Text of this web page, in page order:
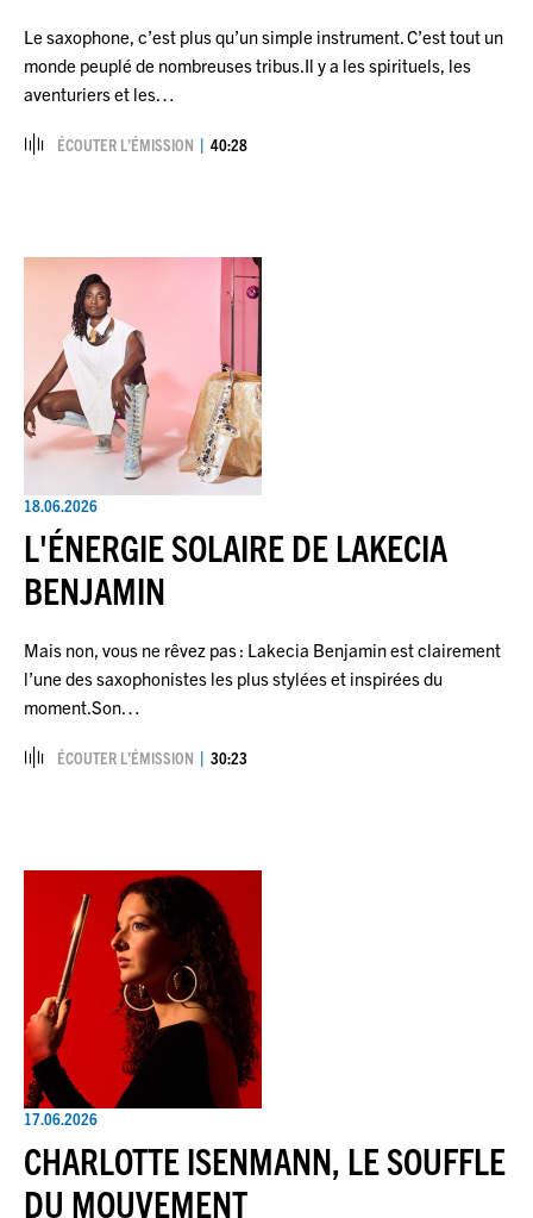
Le saxophone, c’est plus qu’un simple instrument. C’est tout un
monde peuplé de nombreuses tribus.Il y a les spirituels, les
aventuriers et les…
ÉCOUTER L’ÉMISSION 40:28
18.06.2026
L'ÉNERGIE SOLAIRE DE LAKECIA
BENJAMIN
Mais non, vous ne rêvez pas : Lakecia Benjamin est clairement
l’une des saxophonistes les plus stylées et inspirées du
moment.Son…
ÉCOUTER L’ÉMISSION 30:23
17.06.2026
CHARLOTTE ISENMANN, LE SOUFFLE
DU MOUVEMENT